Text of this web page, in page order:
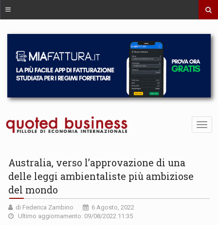
Australia, verso l’approvazione di una
delle leggi ambientaliste più ambiziose
del mondo
di Federica Zambino
6 Agosto, 2022
Ultimo aggiornamento: 09/08/2022 11:35